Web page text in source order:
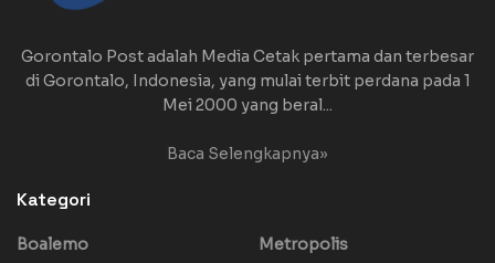
Gorontalo Post adalah Media Cetak pertama dan terbesar
di Gorontalo, Indonesia, yang mulai terbit perdana pada 1
Mei 2000 yang beral...
Baca Selengkapnya»
Kategori
Boalemo
Metropolis